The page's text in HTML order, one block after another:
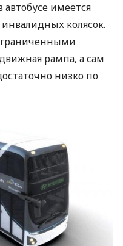
имеется
колясок.
рампа, а сам
низко по